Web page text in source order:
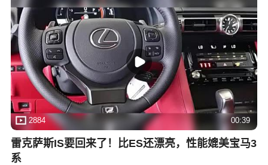
2884 00:39
雷克萨斯IS要回来了！比ES还漂亮，性能媲美宝马3
系